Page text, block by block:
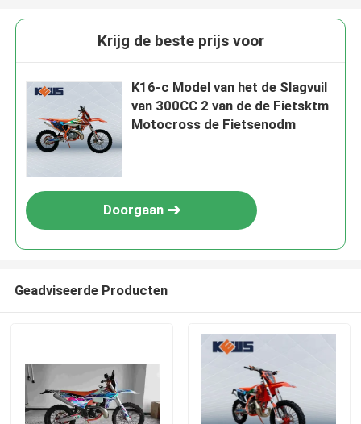
Krijg de beste prijs voor
K16-c Model van het de Slagvuil
van 300CC 2 van de de Fietsktm
Motocross de Fietsenodm
Doorgaan
Geadviseerde Producten